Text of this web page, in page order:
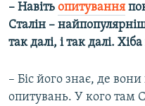
– Навіть опитування
Сталін –
так далі, і так далі. Хіба
– Біс його знає, де
опитувань. У кого там